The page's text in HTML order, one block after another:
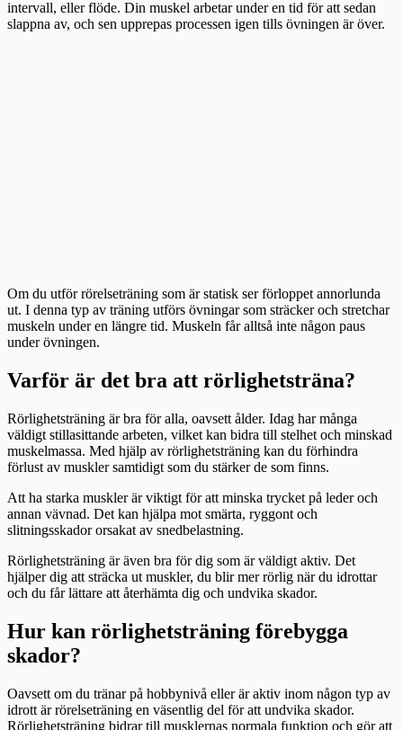
intervall, eller flöde. Din muskel arbetar under en tid för att sedan
slappna av, och sen upprepas processen igen tills övningen är över.
Om du utför rörelseträning som är statisk ser förloppet annorlunda
ut. I denna typ av träning utförs övningar som sträcker och stretchar
muskeln under en längre tid. Muskeln får alltså inte någon paus
under övningen.
Varför är det bra att rörlighetsträna?
Rörlighetsträning är bra för alla, oavsett ålder. Idag har många
väldigt stillasittande arbeten, vilket kan bidra till stelhet och minskad
muskelmassa. Med hjälp av rörlighetsträning kan du förhindra
förlust av muskler samtidigt som du stärker de som finns.
Att ha starka muskler är viktigt för att minska trycket på leder och
annan vävnad. Det kan hjälpa mot smärta, ryggont och
slitningsskador orsakat av snedbelastning.
Rörlighetsträning är även bra för dig som är väldigt aktiv. Det
hjälper dig att sträcka ut muskler, du blir mer rörlig när du idrottar
och du får lättare att återhämta dig och undvika skador.
Hur kan rörlighetsträning förebygga
skador?
Oavsett om du tränar på hobbynivå eller är aktiv inom någon typ av
idrott är rörelseträning en väsentlig del för att undvika skador.
Rörlighetsträning bidrar till musklernas normala funktion och gör att